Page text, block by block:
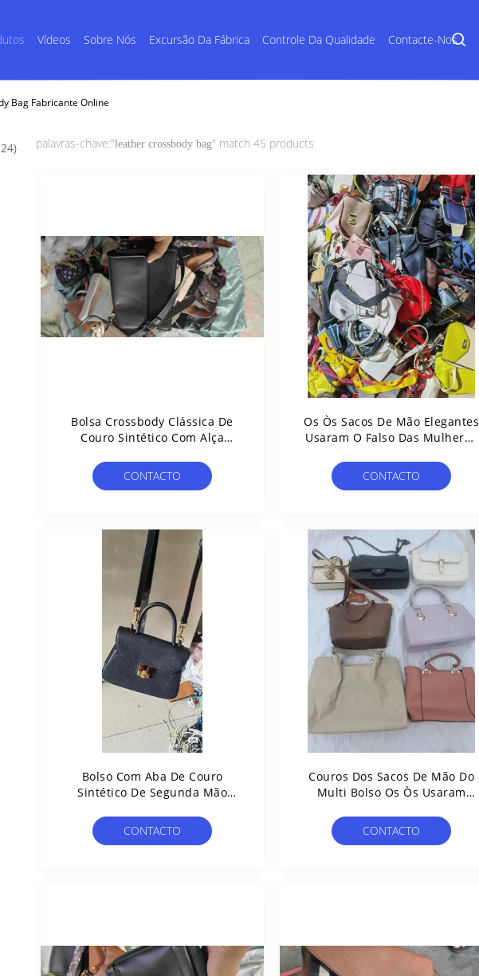
Vídeos Sobre Nós Excursão Da Fábrica Controle Da Qualidade Contacte-Nos
Bag Fabricante Online
palavras-chave:"leather crossbody bag" match 45 products
Bolsa Crossbody Clássica De
Couro Sintético Com Alça
CONTACTO
Os Òs Sacos De Mão Elegantes
Usaram O Falso Das Mulheres
Do Zíper Do Saco Para O
Transporte De Cadáveres
CONTACTO
Bolso Com Aba De Couro
Sintético De Segunda Mão
Luxo De 2ª Mão
CONTACTO
Couros Dos Sacos De Mão Do
Multi Bolso Os Òs Usaram
Transporte De Cadáveres
CONTACTO